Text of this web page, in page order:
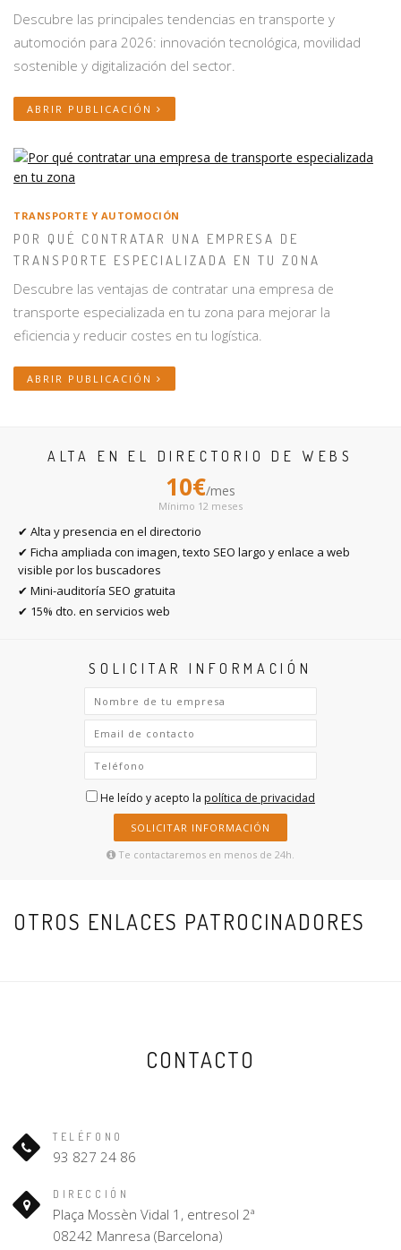
Descubre las principales tendencias en transporte y
automoción para 2026: innovación tecnológica, movilidad
sostenible y digitalización del sector.
ABRIR PUBLICACIÓN
TRANSPORTE Y AUTOMOCIÓN
POR QUÉ CONTRATAR UNA EMPRESA DE
TRANSPORTE ESPECIALIZADA EN TU ZONA
Descubre las ventajas de contratar una empresa de
transporte especializada en tu zona para mejorar la
eficiencia y reducir costes en tu logística.
ABRIR PUBLICACIÓN
ALTA EN EL DIRECTORIO DE WEBS
10€/mes
Mínimo 12 meses
✔ Alta y presencia en el directorio
✔ Ficha ampliada con imagen, texto SEO largo y enlace a web
visible por los buscadores
✔ Mini-auditoría SEO gratuita
✔ 15% dto. en servicios web
SOLICITAR INFORMACIÓN
He leído y acepto la política de privacidad
SOLICITAR INFORMACIÓN
Te contactaremos en menos de 24h.
OTROS ENLACES PATROCINADORES
CONTACTO
TELÉFONO
93 827 24 86
DIRECCIÓN
Plaça Mossèn Vidal 1, entresol 2ª
08242 Manresa (Barcelona)